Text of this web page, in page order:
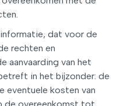
dat voor de
rechten en
aanvaarding van het
in het bijzonder: de
eventuele kosten van